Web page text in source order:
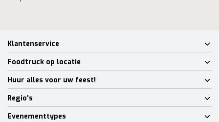
Klantenservice
Foodtruck op locatie
Huur alles voor uw feest!
Regio's
Evenementtypes